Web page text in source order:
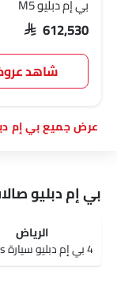
بي إم دبليو M5
SAR 612,530
شاهد
بي إم
بي إم دبليو
الرياض‎
4 بي إم دبليو سيارة Dealers